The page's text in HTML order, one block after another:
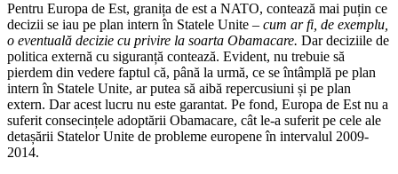
Pentru Europa de Est, granița de est a NATO, contează mai puțin ce
decizii se iau pe plan intern în Statele Unite – cum ar fi, de exemplu,
o eventuală decizie cu privire la soarta Obamacare. Dar deciziile de
politica externă cu siguranță contează. Evident, nu trebuie să
pierdem din vedere faptul că, până la urmă, ce se întâmplă pe plan
intern în Statele Unite, ar putea să aibă repercusiuni și pe plan
extern. Dar acest lucru nu este garantat. Pe fond, Europa de Est nu a
suferit consecințele adoptării Obamacare, cât le-a suferit pe cele ale
detașării Statelor Unite de probleme europene în intervalul 2009-
2014.